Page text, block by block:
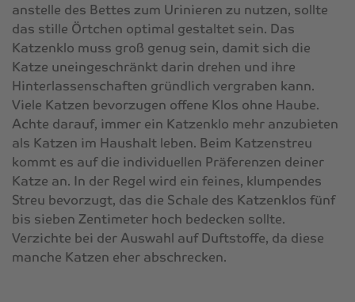
anstelle des Bettes zum Urinieren zu nutzen, sollte
das stille Örtchen optimal gestaltet sein. Das
Katzenklo muss groß genug sein, damit sich die
Katze uneingeschränkt darin drehen und ihre
Hinterlassenschaften gründlich vergraben kann.
Viele Katzen bevorzugen offene Klos ohne Haube.
Achte darauf, immer ein Katzenklo mehr anzubieten
als Katzen im Haushalt leben. Beim Katzenstreu
kommt es auf die individuellen Präferenzen deiner
Katze an. In der Regel wird ein feines, klumpendes
Streu bevorzugt, das die Schale des Katzenklos fünf
bis sieben Zentimeter hoch bedecken sollte.
Verzichte bei der Auswahl auf Duftstoffe, da diese
manche Katzen eher abschrecken.